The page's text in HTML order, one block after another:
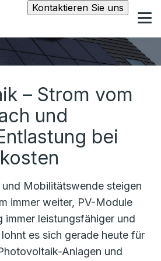
Kontaktieren Sie uns
– Strom vom
und
bei
Mobilitätswende steigen
immer weiter, PV-Module
immer leistungsfähiger und
es sich gerade heute für
Anlagen und